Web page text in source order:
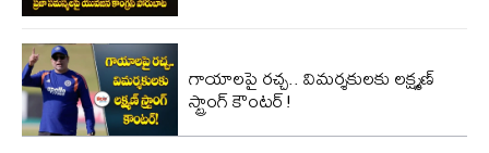
గాయాలపై రచ్చ.. విమర్శకులకు లక్ష్మణ్
స్ట్రాంగ్ కౌంటర్!